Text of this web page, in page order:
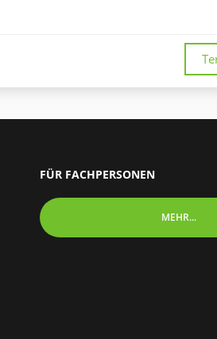
FÜR FACHPERSONEN
MEHR...